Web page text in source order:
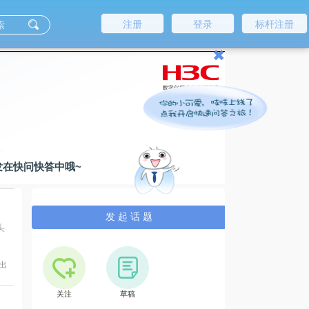
标杆注册
登录
注册
✖
在快问快答中哦~
发 起 话 题
关注 草稿